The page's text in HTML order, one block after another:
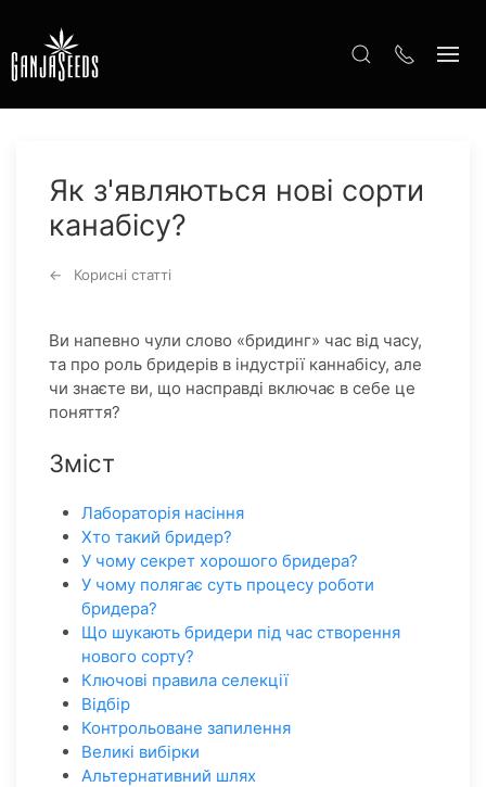
Як з'являються нові сорти
канабісу?
Корисні статті
Ви напевно чули слово «бридинг» час від часу,
та про роль бридерів в індустрії каннабісу, але
чи знаєте ви, що насправді включає в себе це
поняття?
Зміст
Лабораторія насіння
Хто такий бридер?
У чому секрет хорошого бридера?
У чому полягає суть процесу роботи
бридера?
Що шукають бридери під час створення
нового сорту?
Ключові правила селекції
Відбір
Контрольоване запилення
Великі вибірки
Альтернативний шлях